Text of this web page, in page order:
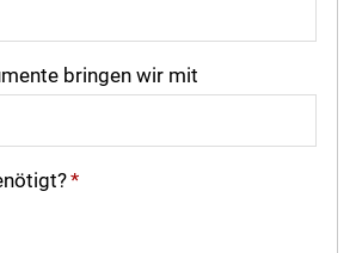
bringen wir mit
*